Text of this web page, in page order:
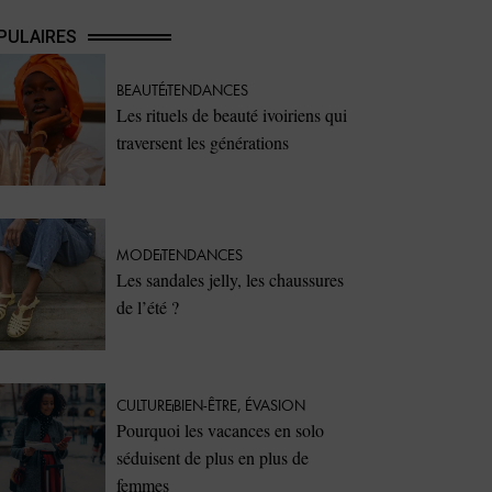
BEAUTÉTENDANCES
Les rituels de beauté ivoiriens qui
traversent les générations
MODETENDANCES
Les sandales jelly, les chaussures
de l’été ?
CULTUREBIEN-ÊTRE, ÉVASION
Pourquoi les vacances en solo
séduisent de plus en plus de
femmes